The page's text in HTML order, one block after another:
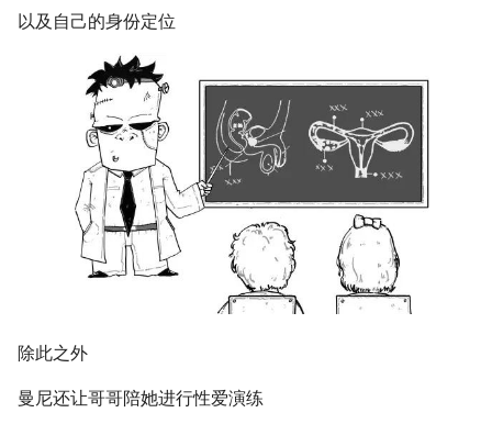
以及自己的身份定位
除此之外
曼尼还让哥哥陪她进行性爱演练